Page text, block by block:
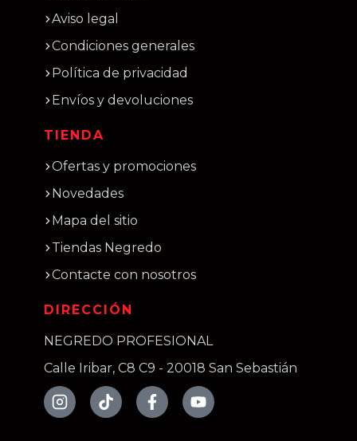
Aviso legal
Condiciones generales
Política de privacidad
Envíos y devoluciones
TIENDA
Ofertas y promociones
Novedades
Mapa del sitio
Tiendas Negredo
Contacte con nosotros
DIRECCIÓN
NEGREDO PROFESIONAL
Calle Iribar, C8 C9 - 20018 San Sebastián